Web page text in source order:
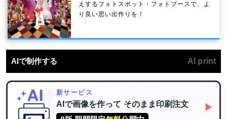
えするフォトスポット・フォトブースで、よ
り良い思い出作りを！
AIで制作する AI print
新サービス
AIで画像を作って そのまま印刷注文
▶